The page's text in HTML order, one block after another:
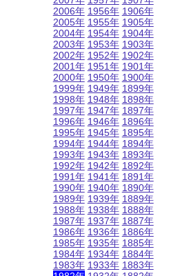
2006年
2005年
2004年
2003年
2002年
2001年
2000年
1999年
1998年
1997年
1996年
1995年
1994年
1993年
1992年
1991年
1990年
1989年
1988年
1987年
1986年
1985年
1984年
1983年
1956年
1955年
1954年
1953年
1952年
1951年
1950年
1949年
1948年
1947年
1946年
1945年
1944年
1943年
1942年
1941年
1940年
1939年
1938年
1937年
1936年
1935年
1934年
1933年
1906年
1905年
1904年
1903年
1902年
1901年
1900年
1899年
1898年
1897年
1896年
1895年
1894年
1893年
1892年
1891年
1890年
1889年
1888年
1887年
1886年
1885年
1884年
1883年